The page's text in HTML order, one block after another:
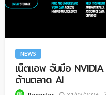
NEWS
เน็ตแอพ จับมือ
ด้านตลาด AI